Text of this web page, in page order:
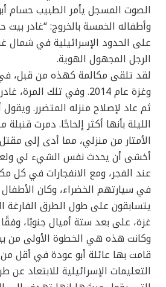
الصوت المسجل يأمر الطبيب حسام
وأطفاله الخمسة بالخروج: “غادر بيت
على الحدود الإسرائيلية في شمال
الرجل المجهول الهوية.
لقد تلقى مكالمة كهذه من قبل،
ثم عاد لإصلاح منزله المتضرر.
الليلة بأنها أكثر إلحاحًا. دمرت
الأمتار من منزلي، مما أدى إلى
أخشى أن يحدث نفس الشيء لي
عند الفجر، ومع الانفجارات في كل
في سيارتهم الخضراء، وكان الأطفال
يتسابقون على طول الطرق الفارغة
غزة، على بعد ستة أميال جنوبًا،
وكانت هذه هي الخطوة الأولى
قامت بها عائلة أبو عودة في أقل
التعليمات الإسرائيلية للابتعاد عن